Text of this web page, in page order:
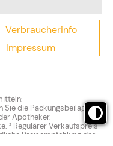
Verbraucherinfo
Impressum
Sie die Packungsbeilage
Apotheker.
² Regulärer Verkaufspreis
Preisempfehlung des